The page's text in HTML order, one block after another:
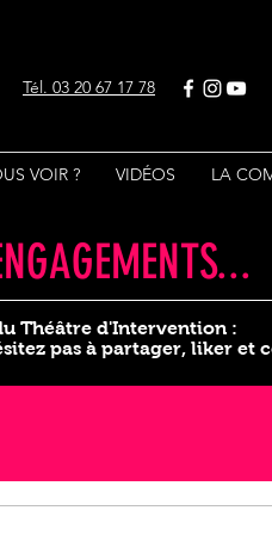
Tél. 03 20 67 17 78
VOIR ? VIDÉOS LA
Théâtre d'Intervention :
pas à partager, liker et